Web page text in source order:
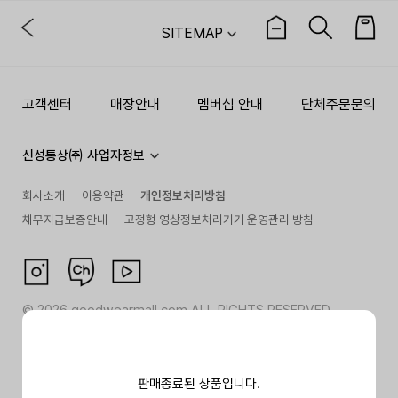
판매종료된 상품입니다.
SITEMAP
고객센터 매장안내 멤버십 안내 단체주문문의
신성통상㈜ 사업자정보
회사소개 이용약관
개인정보처리방침
채무지급보증안내
고정형 영상정보처리기기 운영관리 방침
©2026goodwearmall.com ALL RIGHTS RESERVED